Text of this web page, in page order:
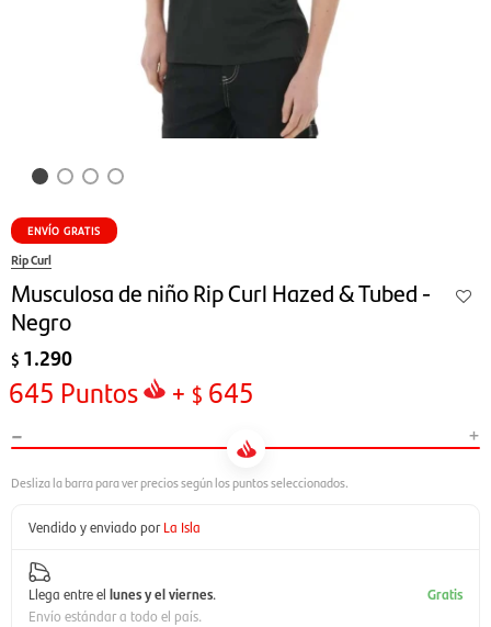
ENVÍO GRATIS
Rip Curl
Musculosa de niño Rip Curl Hazed & Tubed -
Negro
$ 1.290
645 Puntos + $ 645
- +
Vendido y enviado por La Isla
Llega entre el lunes y el viernes.
Envío estándar a todo el país.
Gratis